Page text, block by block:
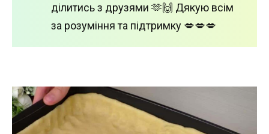
ділитись з друзями 🫶🙌 Дякую всім
за розуміння та підтримку 💋💋💋